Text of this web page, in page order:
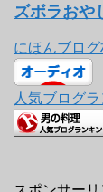
ズボラおや
にほんブログ
人気ブログ